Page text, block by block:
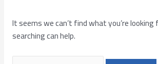
It seems we can’t find what you’re looking
searching can help.